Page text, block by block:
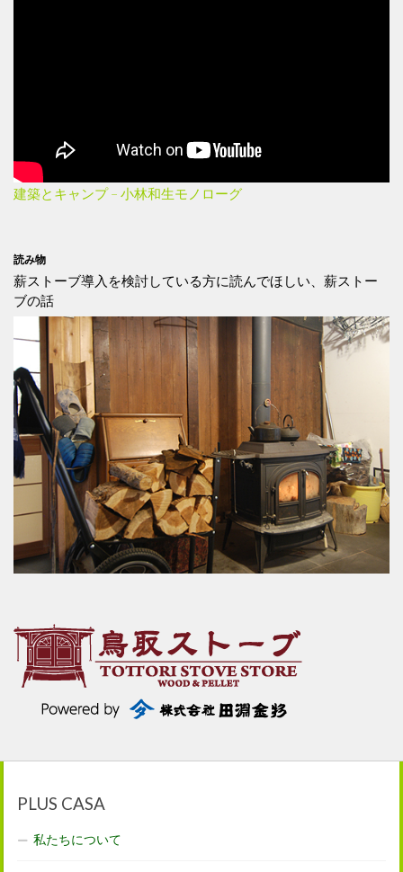
建築とキャンプ – 小林和生モノローグ
読み物
薪ストーブ導入を検討している方に読んでほしい、薪ストー
ブの話
PLUS CASA
私たちについて